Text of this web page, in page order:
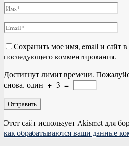
Сохранить мое имя, email и сайт в
последующего комментирования.
Достигнут лимит времени.
снова. один + 3 =
Этот сайт использует Akismet для
как обрабатываются ваши данные